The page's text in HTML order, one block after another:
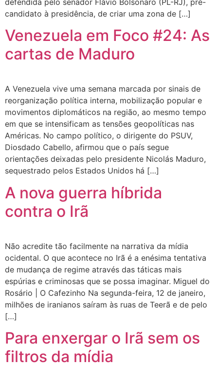
candidato à presidência, de criar uma zona de […]
Venezuela em Foco #24: As
cartas de Maduro
A Venezuela vive uma semana marcada por sinais de
reorganização política interna, mobilização popular e
movimentos diplomáticos na região, ao mesmo tempo
em que se intensificam as tensões geopolíticas nas
Américas. No campo político, o dirigente do PSUV,
Diosdado Cabello, afirmou que o país segue
orientações deixadas pelo presidente Nicolás Maduro,
sequestrado pelos Estados Unidos há […]
A nova guerra híbrida
contra o Irã
Não acredite tão facilmente na narrativa da mídia
ocidental. O que acontece no Irã é a enésima tentativa
de mudança de regime através das táticas mais
espúrias e criminosas que se possa imaginar. Miguel do
Rosário | O Cafezinho Na segunda-feira, 12 de janeiro,
milhões de iranianos saíram às ruas de Teerã e de pelo
[…]
Para enxergar o Irã sem os
filtros da mídia